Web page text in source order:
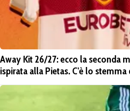
Away Kit 26/27: ecco la seconda
ispirata alla Pietas. C'è lo stemma